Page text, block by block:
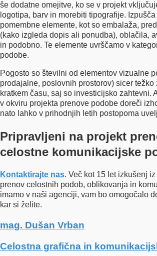
še dodatne omejitve, ko se v projekt
logotipa, barv in morebiti tipografije.
pomembne elemente, kot so embalaža,
(kako izgleda dopis ali ponudba), oblačila,
in podobno. Te elemente uvrščamo v
podobe.
Pogosto so številni od elementov vizualne
prodajalne, poslovnih prostorov) sicer težko
kratkem času, saj so investicijsko zahtevni.
v okviru projekta prenove podobe doreči
nato lahko v prihodnjih letih postopoma
Pripravljeni na projekt
celostne komunikacijske
Kontaktirajte nas. Več kot 15 let izkušenj
prenov celostnih podob, oblikovanja in
imamo v naši agenciji, vam bo omogočalo
kar si želite.
mag. Dušan Vrban
Celostna grafična in